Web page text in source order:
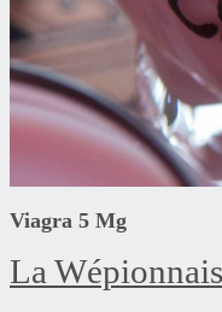
Viagra 5 Mg
La